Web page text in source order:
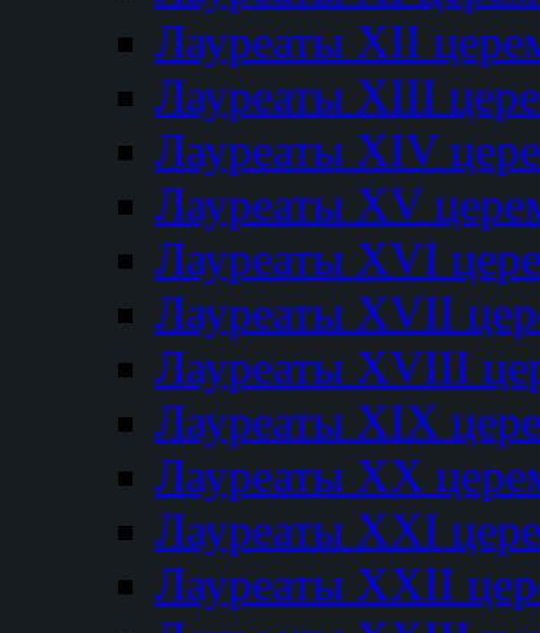
Лауреаты XII
Лауреаты XIII
Лауреаты XIV
Лауреаты XV
Лауреаты XVI
Лауреаты XVII
Лауреаты XVIII
Лауреаты XIX
Лауреаты XX
Лауреаты XXI
Лауреаты XXII